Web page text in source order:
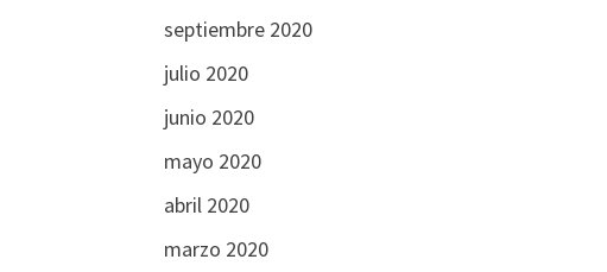
septiembre 2020
julio 2020
junio 2020
mayo 2020
abril 2020
marzo 2020